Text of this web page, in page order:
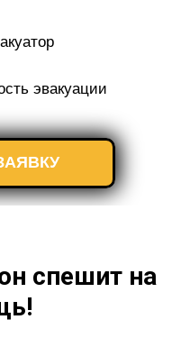
эвакуации
спешит на